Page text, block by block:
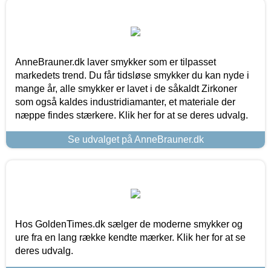
AnneBrauner.dk laver smykker som er tilpasset
markedets trend. Du får tidsløse smykker du kan nyde i
mange år, alle smykker er lavet i de såkaldt Zirkoner
som også kaldes industridiamanter, et materiale der
næppe findes stærkere. Klik her for at se deres udvalg.
Se udvalget på AnneBrauner.dk
Hos GoldenTimes.dk sælger de moderne smykker og
ure fra en lang række kendte mærker. Klik her for at se
deres udvalg.